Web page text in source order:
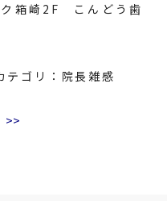
箱崎2F こんどう歯
ゴリ： 院長雑感
>>